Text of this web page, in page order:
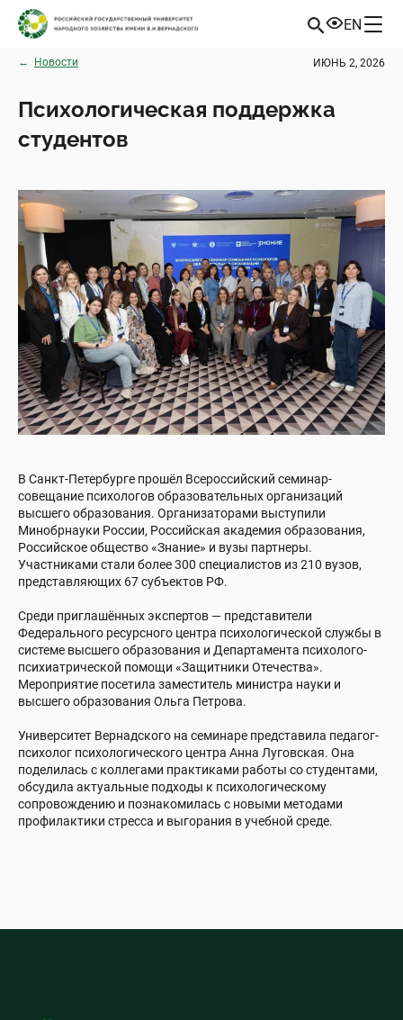
EN
← Новости ИЮНЬ 2, 2026
Психологическая поддержка
студентов
В Санкт-Петербурге прошёл Всероссийский семинар-
совещание психологов образовательных организаций
высшего образования. Организаторами выступили
Минобрнауки России, Российская академия образования,
Российское общество «Знание» и вузы партнеры.
Участниками стали более 300 специалистов из 210 вузов,
представляющих 67 субъектов РФ.
Среди приглашённых экспертов — представители
Федерального ресурсного центра психологической службы в
системе высшего образования и Департамента психолого-
психиатрической помощи «Защитники Отечества».
Мероприятие посетила заместитель министра науки и
высшего образования Ольга Петрова.
Университет Вернадского на семинаре представила педагог-
психолог психологического центра Анна Луговская. Она
поделилась с коллегами практиками работы со студентами,
обсудила актуальные подходы к психологическому
сопровождению и познакомилась с новыми методами
профилактики стресса и выгорания в учебной среде.